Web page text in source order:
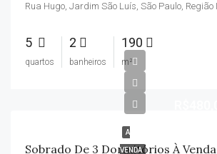
5
quartos
2
banheiros
190
m²
A
VENDA
Sobrado De 3 Dormitórios À Venda